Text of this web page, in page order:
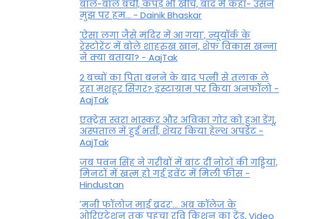
बाल-बाल बचीं, कपड़े भी खींचे, बाद में कहा- उसने
मुझ पर हम... - Dainik Bhaskar
'ऐसा लगा जैसे मंदिर में आ गया', न्यूयॉर्क के
रेस्टोरेंट में बोले शाहरुख खान, शेफ विकास खन्ना
ने क्या बताया? - AajTak
2 बच्चों का पिता बनने के बाद पत्नी से तलाक ले
रहा मशहूर सिंगर? इंस्टाग्राम पर किया अनफॉलो -
AajTak
एक्ट्रेस स्वरा भास्कर और अविका गोर को हुआ डेंगू,
अस्पताल में हुईं भर्ती, शेयर किया हेल्थ अपडेट -
AajTak
जब पवन सिंह ने गरीबों में बांट दीं नोटों की गड्डियां,
मिनटों में खत्म हो गई इवेंट में मिली फीस -
Hindustan
'मनी फॉलोज माई ब्रदर'... अब कॉलेज के
ओरिएंटेशन तक पहुंचा रवि किशन का ट्रेंड, Video